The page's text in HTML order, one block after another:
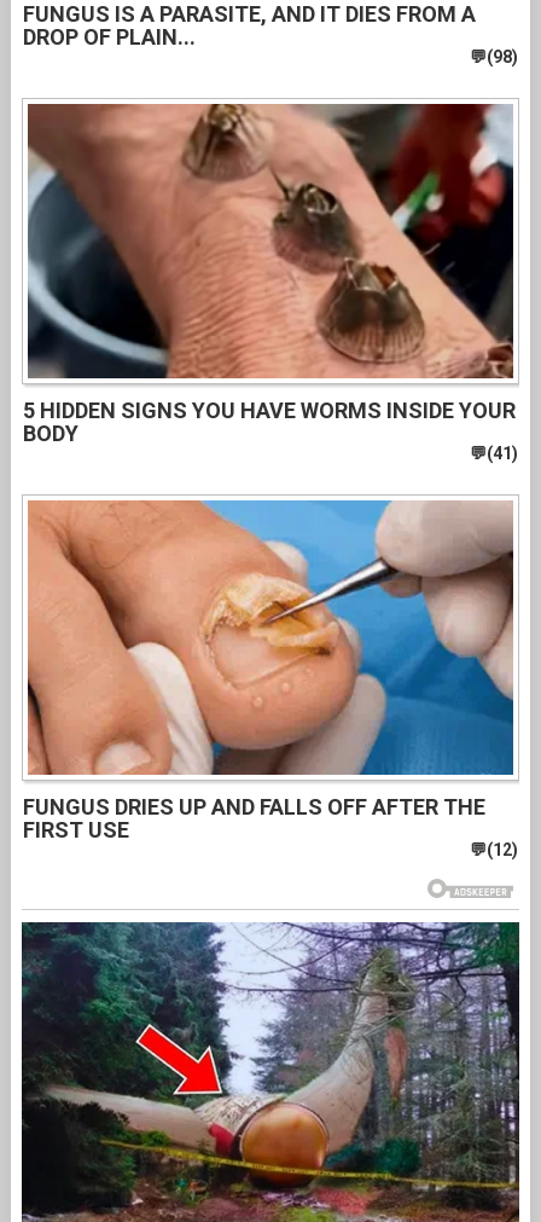
FUNGUS IS A PARASITE, AND IT DIES FROM A
DROP OF PLAIN...
5 HIDDEN SIGNS YOU HAVE WORMS INSIDE YOUR
BODY
FUNGUS DRIES UP AND FALLS OFF AFTER THE
FIRST USE